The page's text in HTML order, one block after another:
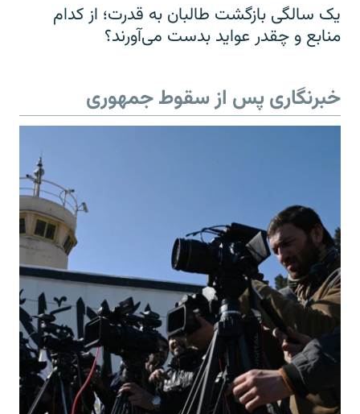
یک سالگی بازگشت طالبان به قدرت؛ از کدام
منابع و چقدر عواید بدست می‌آورند؟
خبرنگاری پس از سقوط جمهوری